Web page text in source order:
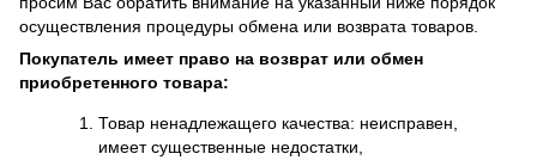
осуществления процедуры обмена или возврата товаров.
Покупатель имеет право на возврат или обмен
приобретенного товара:
Товар ненадлежащего качества: неисправен,
имеет существенные недостатки,